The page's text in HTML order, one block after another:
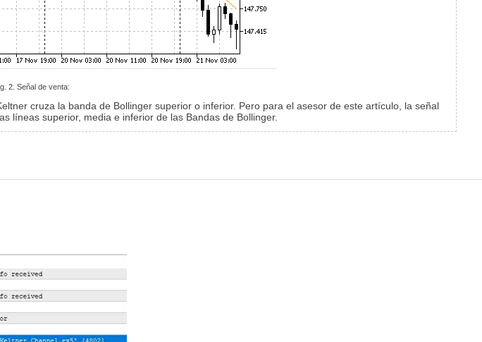
2. Señal de venta:
cruza la banda de Bollinger superior o inferior. Pero para el asesor de este artículo, la señal
líneas superior, media e inferior de las Bandas de Bollinger.